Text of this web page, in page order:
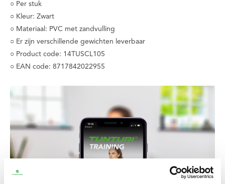
○ Per stuk
○ Kleur: Zwart
○ Materiaal: PVC met zandvulling
○ Er zijn verschillende gewichten leverbaar
○ Product code: 14TUSCL105
○ EAN code: 8717842022955